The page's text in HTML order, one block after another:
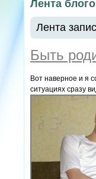
Лента
Лента
Быть
Вот наверное и я
ситуациях сразу